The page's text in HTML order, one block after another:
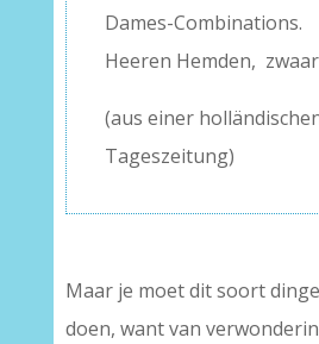
Dames-
Heeren Hemden,
(aus einer
Tageszeitung)
Maar je moet dit soort
doen, want van